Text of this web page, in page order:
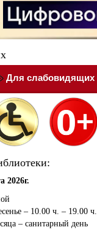
Для слабовидящих
2026г.
– 10.00 ч. – 19.00 ч.
– санитарный день